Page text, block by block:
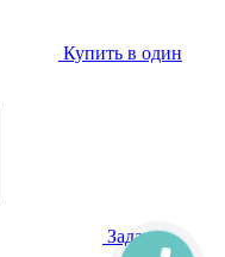
Купить в один
Задать